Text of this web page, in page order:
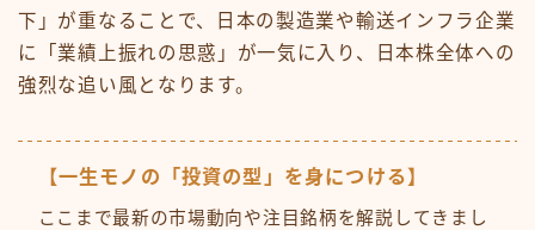
下」が重なることで、日本の製造業や輸送インフラ企業
に「業績上振れの思惑」が一気に入り、日本株全体への
強烈な追い風となります。
【一生モノの「投資の型」を身につける】
ここまで最新の市場動向や注目銘柄を解説してきまし